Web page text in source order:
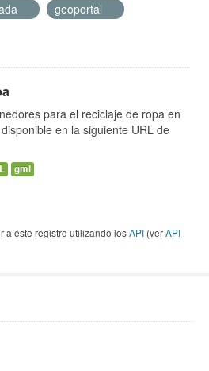
geoportal
para el reciclaje de ropa en
en la siguiente URL de
gml
a este registro utilizando losAPI (verAPI